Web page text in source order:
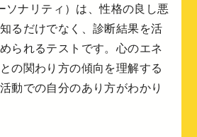
ソナリティ）は、性格の良し悪
るだけでなく、診断結果を活
られるテストです。心のエネ
の関わり方の傾向を理解する
動での自分のあり方がわかり